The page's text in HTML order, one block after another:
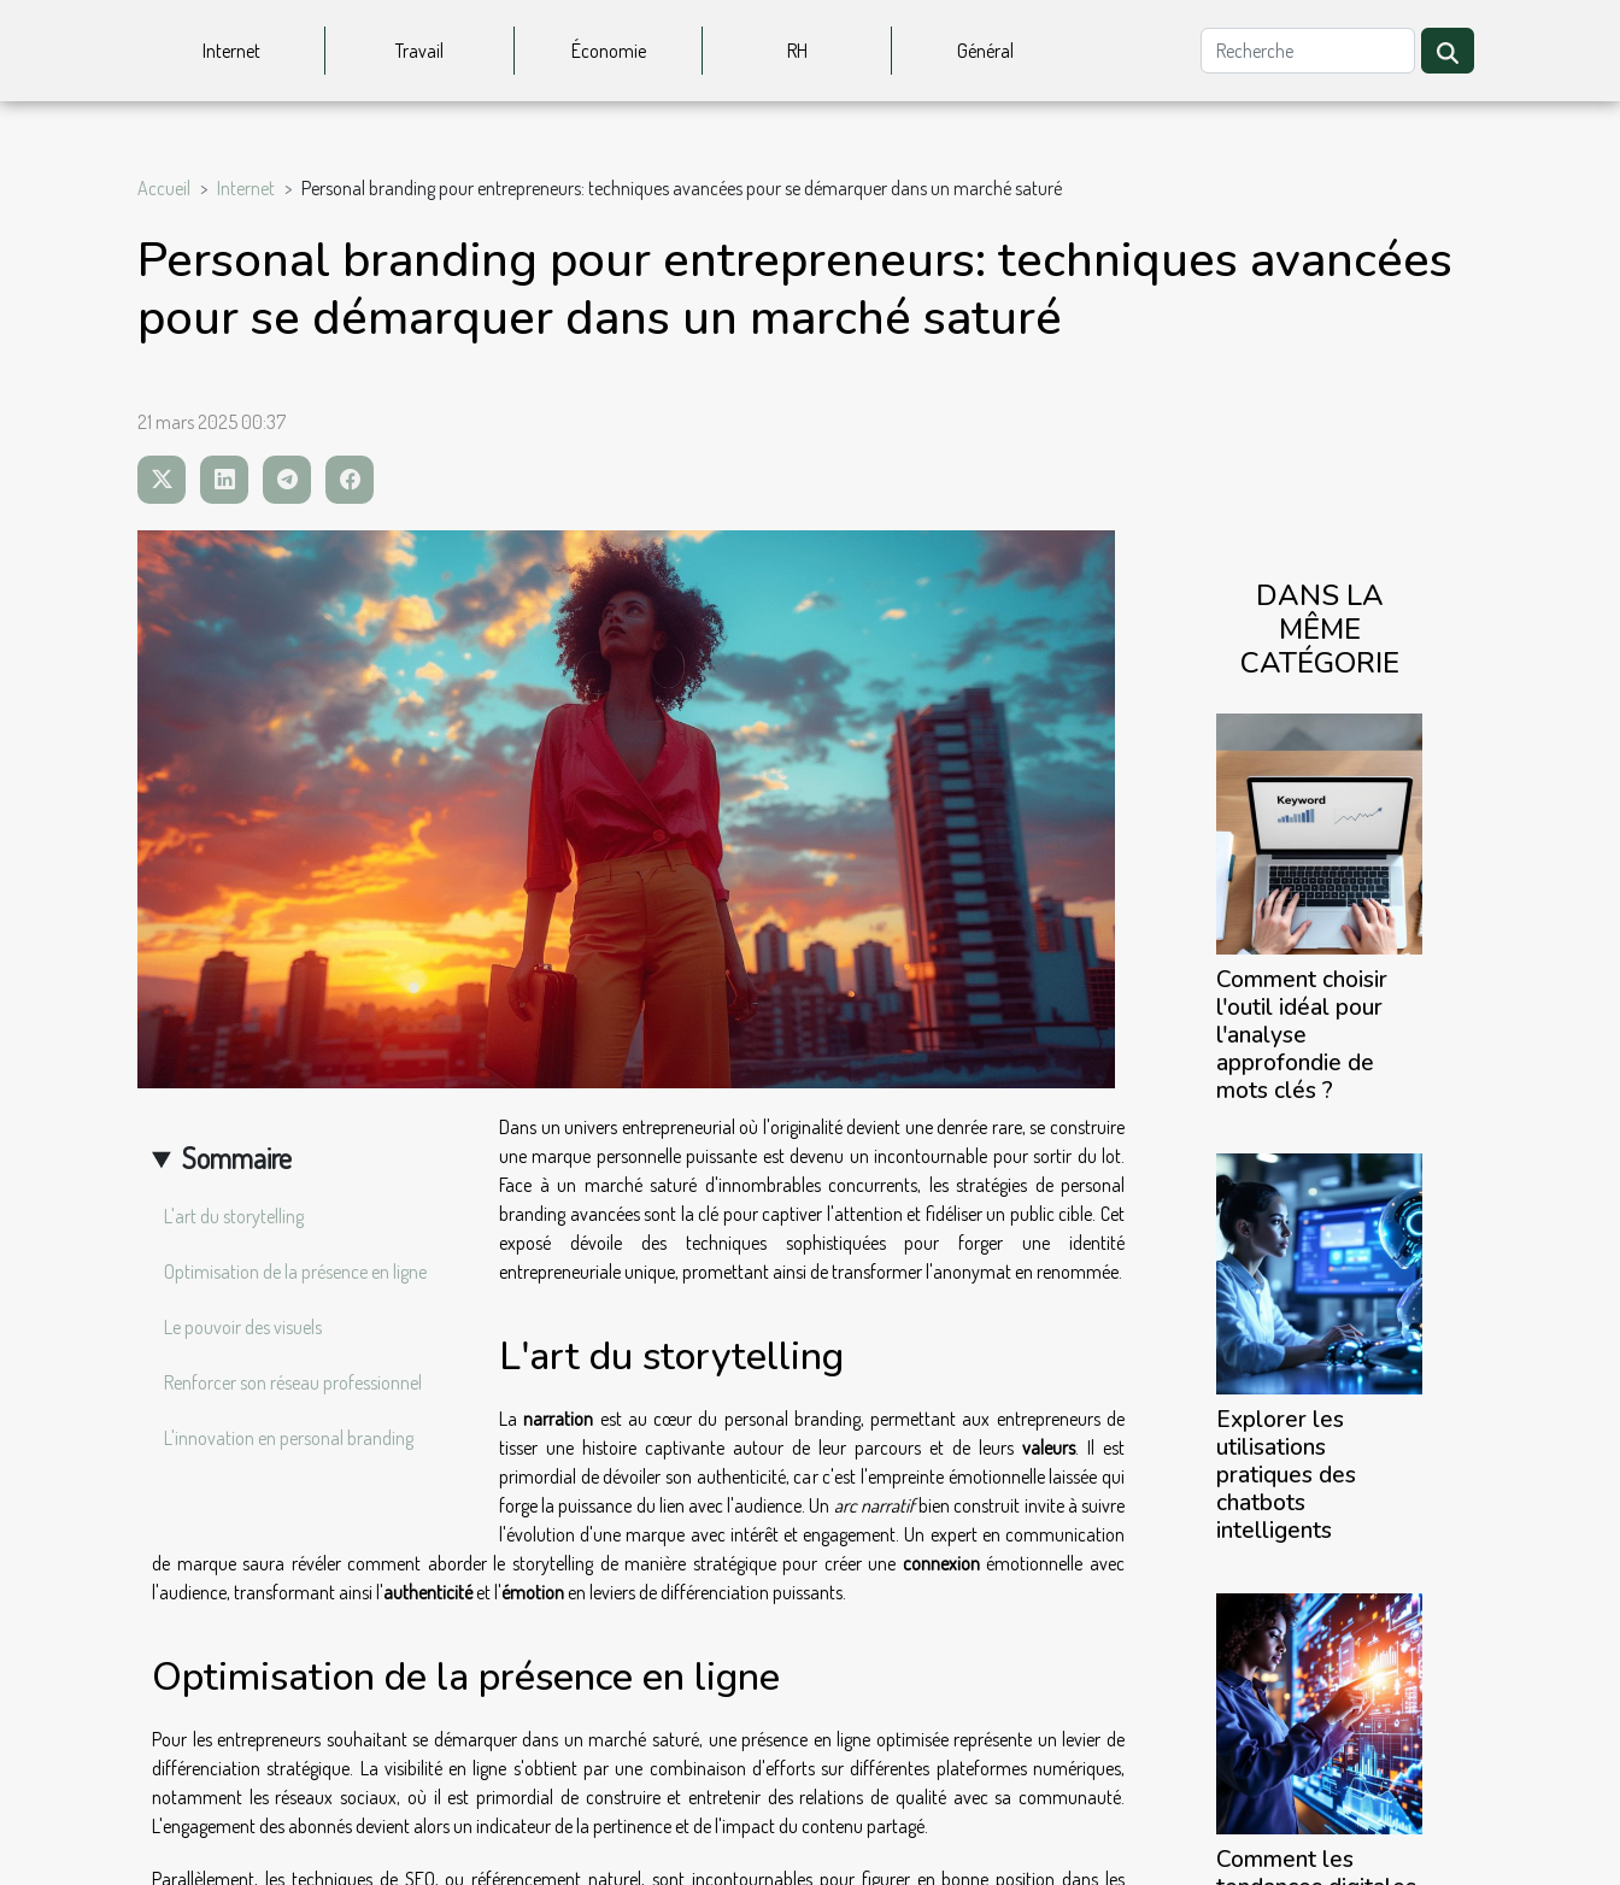
Internet Travail Économie RH Général
Accueil Internet Personal branding pour entrepreneurs: techniques avancées pour se démarquer dans un marché saturé
Personal branding pour entrepreneurs: techniques avancées
pour se démarquer dans un marché saturé
21 mars 2025 00:37
Sommaire
L'art du storytelling
Optimisation de la présence en ligne
Le pouvoir des visuels
Renforcer son réseau professionnel
L'innovation en personal branding
Dans un univers entrepreneurial où l'originalité devient une denrée rare, se construire
une marque personnelle puissante est devenu un incontournable pour sortir du lot.
Face à un marché saturé d'innombrables concurrents, les stratégies de personal
branding avancées sont la clé pour captiver l'attention et fidéliser un public cible. Cet
exposé dévoile des techniques sophistiquées pour forger une identité
entrepreneuriale unique, promettant ainsi de transformer l'anonymat en renommée.
L'art du storytelling
Lanarration est au cœur du personal branding, permettant aux entrepreneurs de
tisser une histoire captivante autour de leur parcours et de leurs valeurs. Il est
primordial de dévoiler son authenticité, car c'est l'empreinte émotionnelle laissée qui
forge la puissance du lien avec l'audience. Un arc narratifbien construit invite à suivre
l'évolution d'une marque avec intérêt et engagement. Un expert en communication
de marque saura révéler comment aborder le storytelling de manière stratégique pour créer une connexionémotionnelle avec
l'audience, transformant ainsi l'authenticitéet l'émotionen leviers de différenciation puissants.
Optimisation de la présence en ligne
Pour les entrepreneurs souhaitant se démarquer dans un marché saturé, une présence en ligne optimisée représente un levier de
différenciation stratégique. La visibilité en ligne s'obtient par une combinaison d'efforts sur différentes plateformes numériques,
notamment les réseaux sociaux, où il est primordial de construire et entretenir des relations de qualité avec sa communauté.
L'engagement des abonnés devient alors un indicateur de la pertinence et de l'impact du contenu partagé.
Parallèlement, les techniques de SEO, ou référencement naturel, sont incontournables pour figurer en bonne position dans les
DANS LA
MÊME
CATÉGORIE
Comment choisir
l'outil idéal pour
l'analyse
approfondie de
mots clés ?
Explorer les
utilisations
pratiques des
chatbots
intelligents
Comment les